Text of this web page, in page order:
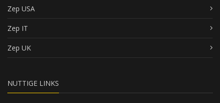
Zep USA
Zep IT
Zep UK
NUTTIGE LINKS